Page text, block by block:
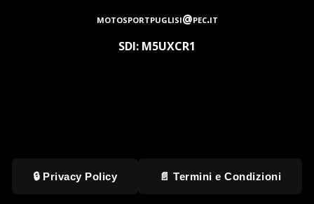
motosportpuglisi@pec.it
SDI: M5UXCR1
🔒 Privacy Policy 📄 Termini e Condizioni